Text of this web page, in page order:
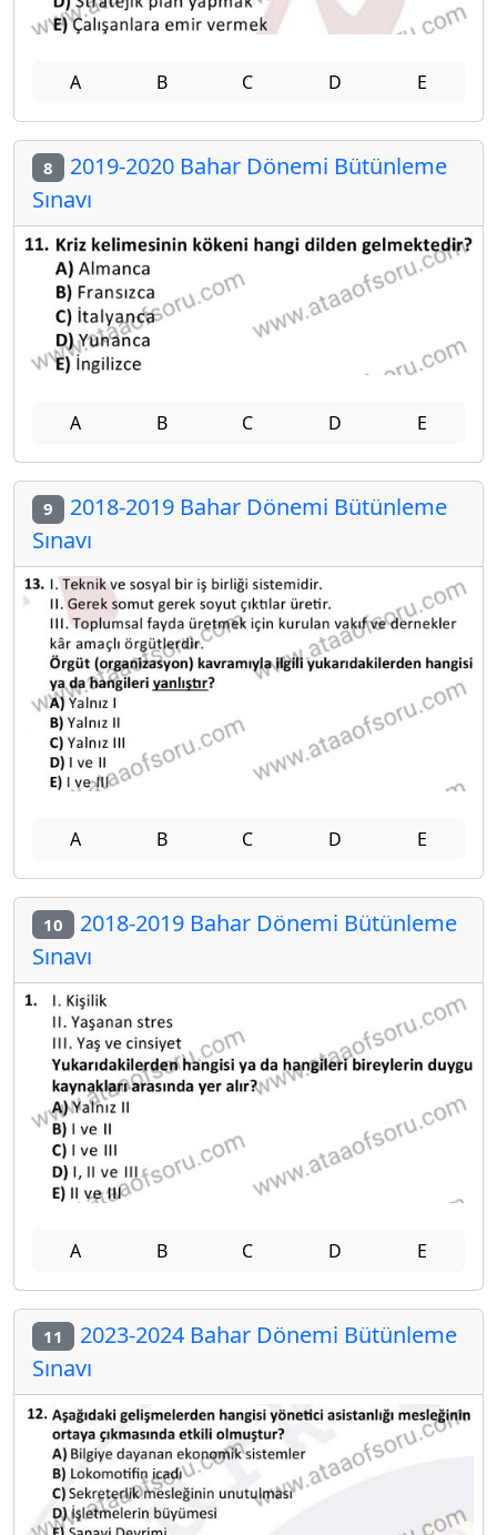
A B C D E
8 2019-2020 Bahar Dönemi Bütünleme
Sınavı
A B C D E
9 2018-2019 Bahar Dönemi Bütünleme
Sınavı
A B C D E
10 2018-2019 Bahar Dönemi Bütünleme
Sınavı
A B C D E
11 2023-2024 Bahar Dönemi Bütünleme
Sınavı